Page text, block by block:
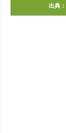
出典：